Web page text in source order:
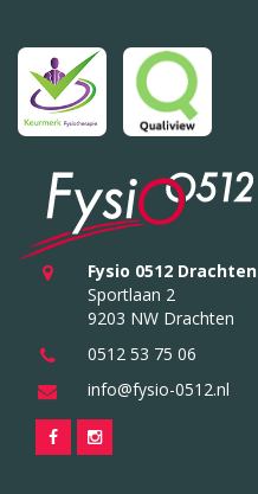
Fysio 0512 Drachten
Sportlaan 2
9203 NW Drachten
0512 53 75 06
info@fysio-0512.nl